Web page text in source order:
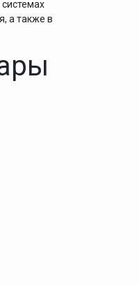
а также в